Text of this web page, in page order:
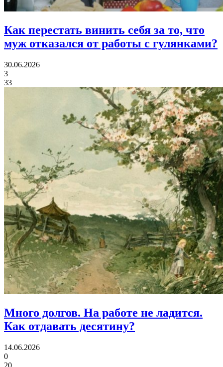
Как перестать винить себя за то, что
муж отказался от работы с гулянками?
30.06.2026
3
33
Много долгов. На работе не ладится.
Как отдавать десятину?
14.06.2026
0
20